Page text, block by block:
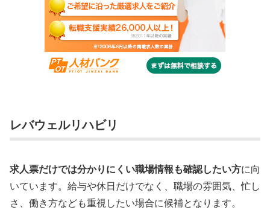
レバウェルリハビリ
求人票だけでは分かりにくい職場情報も確認したい方に向
いています。給与や休日だけでなく、職場の雰囲気、忙し
さ、働き方なども重視したい場合に候補となります。